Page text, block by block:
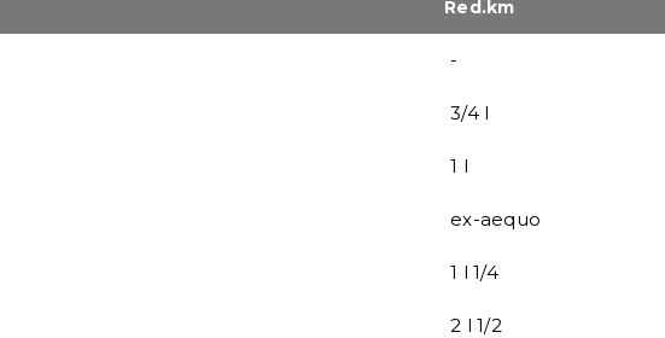
Red.km
-
3/4 l
1 l
ex-aequo
1 l 1/4
2 l 1/2